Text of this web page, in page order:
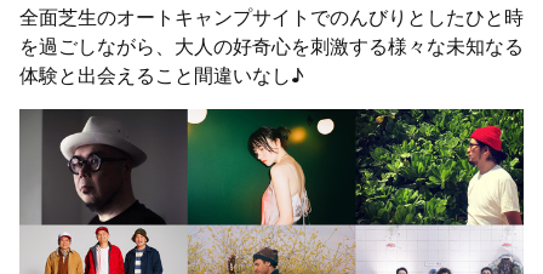
全面芝生のオートキャンプサイトでのんびりとしたひと時
を過ごしながら、大人の好奇心を刺激する様々な未知なる
体験と出会えること間違いなし♪